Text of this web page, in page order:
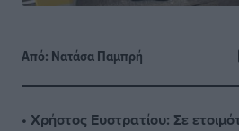
Από: Νατάσα Παμπρή
• Χρήστος Ευστρατίου: Σε